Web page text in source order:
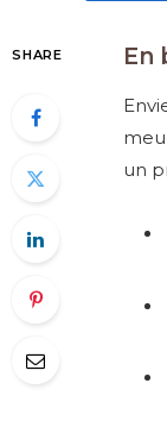
SHARE En
un